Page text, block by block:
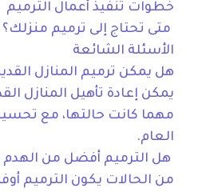
خطوات تنفيذ أعمال الترميم
متى تحتاج إلى ترميم منزلك؟
الأسئلة الشائعة
هل يمكن ترميم المنازل
يمكن إعادة تأهيل المنازل
مهما كانت حالتها، مع
العام.
هل الترميم أفضل من الهدم
من الحالات يكون الترميم